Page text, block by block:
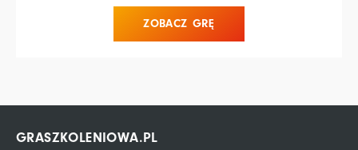
wynosiła:
249,00 zł.
wynosi:
ZOBACZ GRĘ
GRASZKOLENIOWA.PL